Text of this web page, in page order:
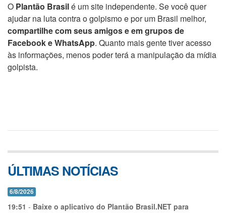
O Plantão Brasilé um site independente. Se você quer
ajudar na luta contra o golpismo e por um Brasil melhor,
compartilhe com seus amigos e em grupos de
Facebook e WhatsApp. Quanto mais gente tiver acesso
às informações, menos poder terá a manipulação da mídia
golpista.
ÚLTIMAS NOTÍCIAS
6/8/2026
19:51 - Baixe o aplicativo do Plantão Brasil.NET para